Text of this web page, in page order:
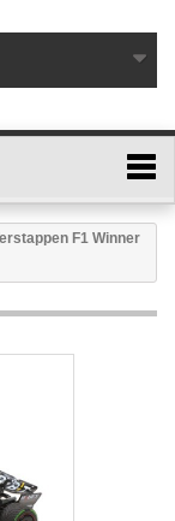
F1 Winner